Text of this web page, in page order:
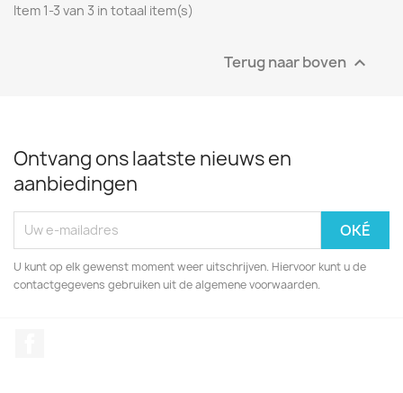
Item 1-3 van 3 in totaal item(s)
Terug naar boven 
Ontvang ons laatste nieuws en
aanbiedingen
U kunt op elk gewenst moment weer uitschrijven. Hiervoor kunt u de
contactgegevens gebruiken uit de algemene voorwaarden.